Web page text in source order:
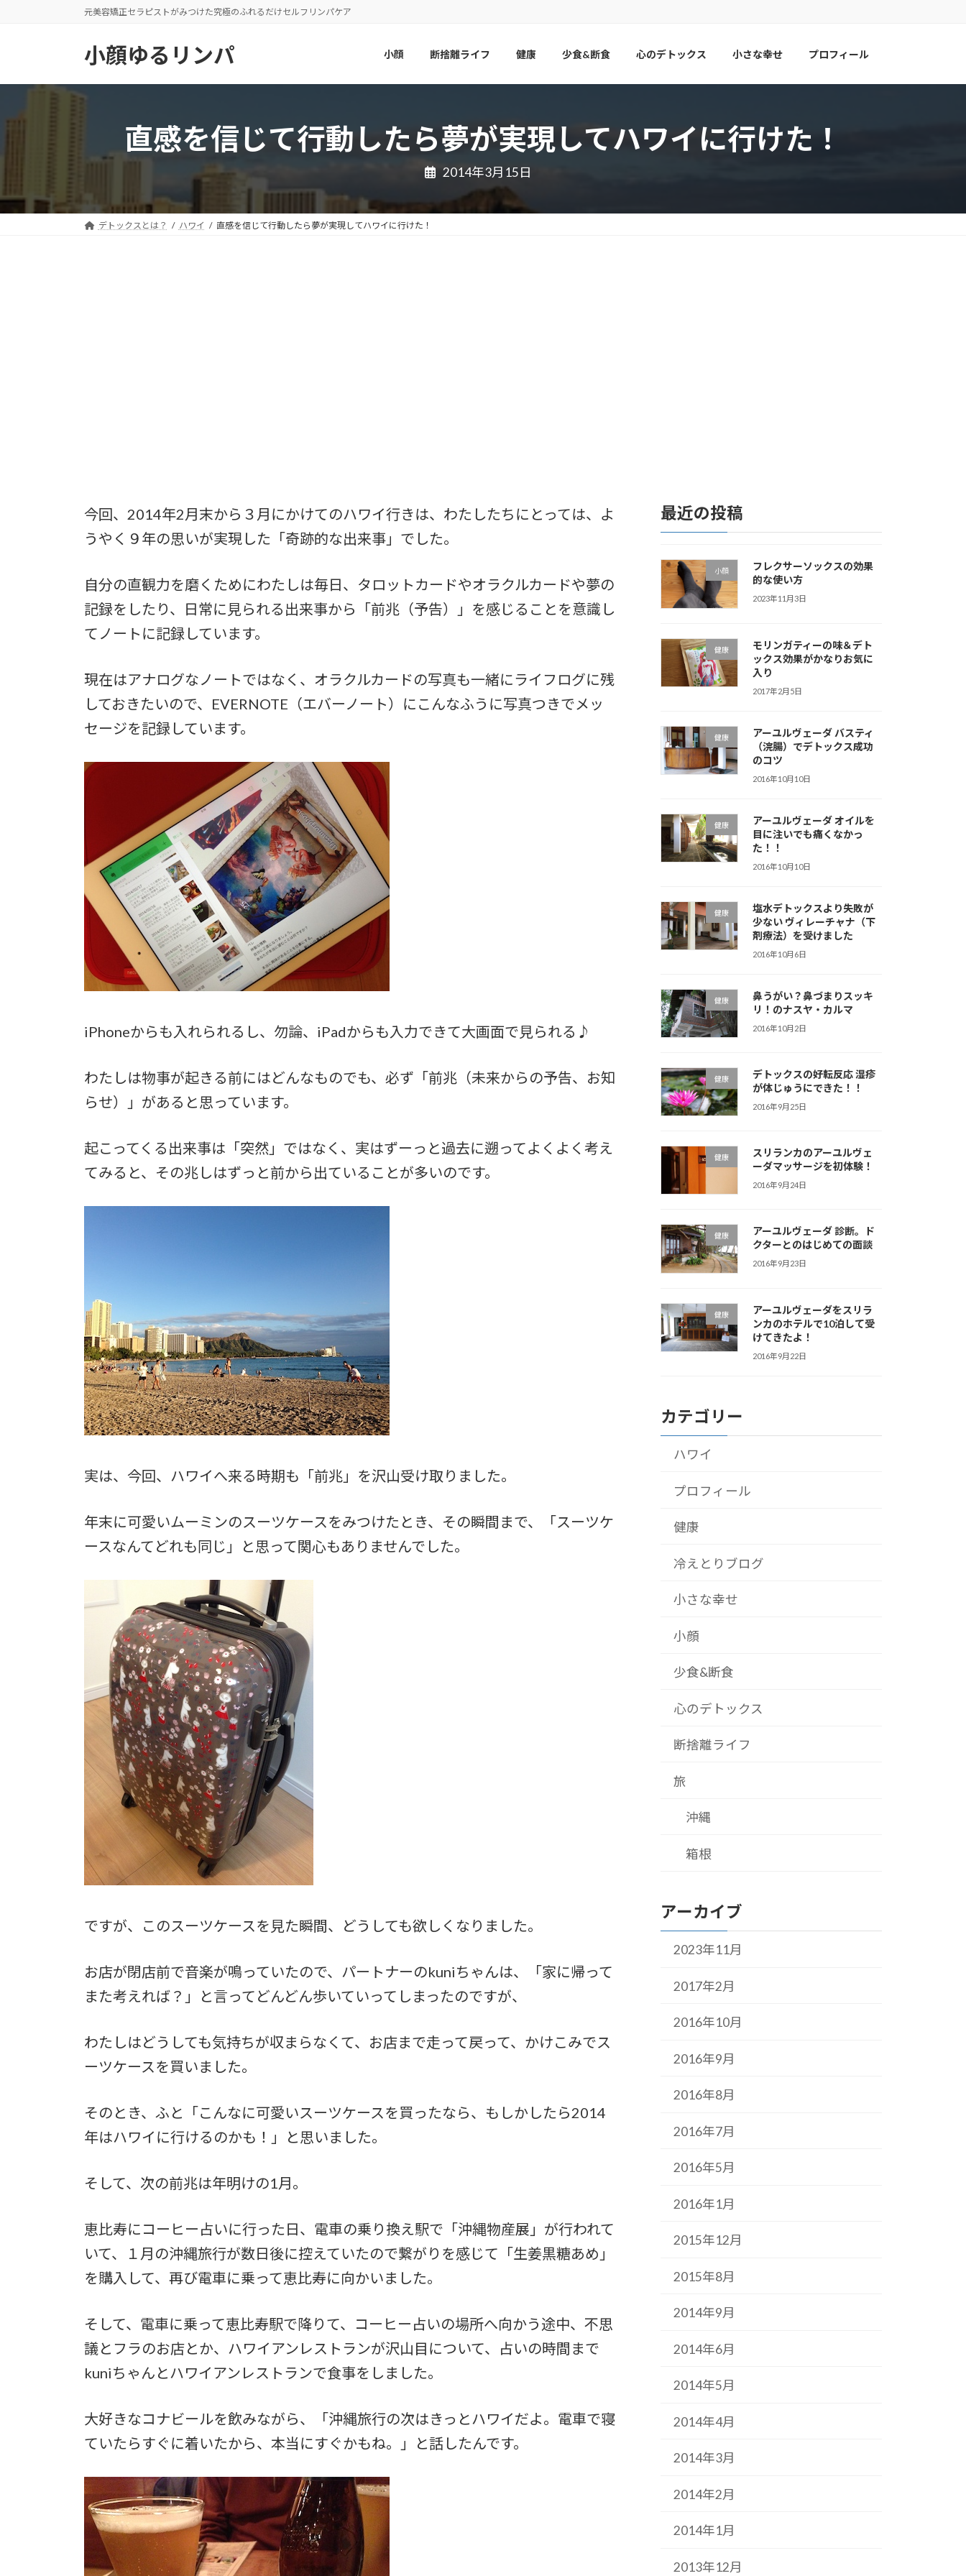
プ
動
元美容矯正セラピストがみつけた究極のふれるだけセルフリンパケア
小顔ゆるリンパ 小顔 断捨離ライフ 健康 少食&断食 心のデトックス 小さな幸せ プロフィール
直感を信じて行動したら夢が実現してハワイに行けた！
2014年3月15日
デトックスとは？ ハワイ 直感を信じて行動したら夢が実現してハワイに行けた！
今回、2014年2月末から３月にかけてのハワイ行きは、わたしたちにとっては、よ
うやく９年の思いが実現した「奇跡的な出来事」でした。
自分の直観力を磨くためにわたしは毎日、タロットカードやオラクルカードや夢の
記録をしたり、日常に見られる出来事から「前兆（予告）」を感じることを意識し
てノートに記録しています。
現在はアナログなノートではなく、オラクルカードの写真も一緒にライフログに残
しておきたいので、EVERNOTE（エバーノート）にこんなふうに写真つきでメッ
セージを記録しています。
iPhoneからも入れられるし、勿論、iPadからも入力できて大画面で見られる♪
わたしは物事が起きる前にはどんなものでも、必ず「前兆（未来からの予告、お知
らせ）」があると思っています。
起こってくる出来事は「突然」ではなく、実はずーっと過去に遡ってよくよく考え
てみると、その兆しはずっと前から出ていることが多いのです。
実は、今回、ハワイへ来る時期も「前兆」を沢山受け取りました。
年末に可愛いムーミンのスーツケースをみつけたとき、その瞬間まで、「スーツケ
ースなんてどれも同じ」と思って関心もありませんでした。
ですが、このスーツケースを見た瞬間、どうしても欲しくなりました。
お店が閉店前で音楽が鳴っていたので、パートナーのkuniちゃんは、「家に帰って
また考えれば？」と言ってどんどん歩いていってしまったのですが、
わたしはどうしても気持ちが収まらなくて、お店まで走って戻って、かけこみでス
ーツケースを買いました。
そのとき、ふと「こんなに可愛いスーツケースを買ったなら、もしかしたら2014
年はハワイに行けるのかも！」と思いました。
そして、次の前兆は年明けの1月。
恵比寿にコーヒー占いに行った日、電車の乗り換え駅で「沖縄物産展」が行われて
いて、１月の沖縄旅行が数日後に控えていたので繋がりを感じて「生姜黒糖あめ」
を購入して、再び電車に乗って恵比寿に向かいました。
そして、電車に乗って恵比寿駅で降りて、コーヒー占いの場所へ向かう途中、不思
議とフラのお店とか、ハワイアンレストランが沢山目について、占いの時間まで
kuniちゃんとハワイアンレストランで食事をしました。
大好きなコナビールを飲みながら、「沖縄旅行の次はきっとハワイだよ。電車で寝
ていたらすぐに着いたから、本当にすぐかもね。」と話したんです。
最近の投稿
小顔
フレクサーソックスの効果
的な使い方
2023年11月3日
健康
モリンガティーの味＆デト
ックス効果がかなりお気に
入り
2017年2月5日
健康
アーユルヴェーダ バスティ
（浣腸）でデトックス成功
のコツ
2016年10月10日
健康
アーユルヴェーダ オイルを
目に注いでも痛くなかっ
た！！
2016年10月10日
健康
塩水デトックスより失敗が
少ない ヴィレーチャナ（下
剤療法）を受けました
2016年10月6日
健康
鼻うがい？鼻づまりスッキ
リ！のナスヤ・カルマ
2016年10月2日
健康
デトックスの好転反応 湿疹
が体じゅうにできた！！
2016年9月25日
健康
スリランカのアーユルヴェ
ーダマッサージを初体験！
2016年9月24日
健康
アーユルヴェーダ 診断。ド
クターとのはじめての面談
2016年9月23日
健康
アーユルヴェーダをスリラ
ンカのホテルで10泊して受
けてきたよ！
2016年9月22日
カテゴリー
ハワイ
プロフィール
健康
冷えとりブログ
小さな幸せ
小顔
少食&断食
心のデトックス
断捨離ライフ
旅
沖縄
箱根
アーカイブ
2023年11月
2017年2月
2016年10月
2016年9月
2016年8月
2016年7月
2016年5月
2016年1月
2015年12月
2015年8月
2014年9月
2014年6月
2014年5月
2014年4月
2014年3月
2014年2月
2014年1月
2013年12月